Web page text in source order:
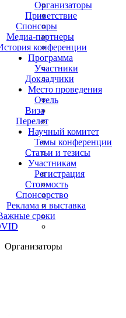
Организаторы
Приветствие
Спонсоры
Медиа-партнеры
конференции
Программа
Участники
Докладчики
Место проведения
Отель
Виза
Перелет
Научный комитет
Темы конференции
Статьи и тезисы
Участникам
Регистрация
Стоимость
Спонсорство
Реклама и выставка
сроки
Организаторы